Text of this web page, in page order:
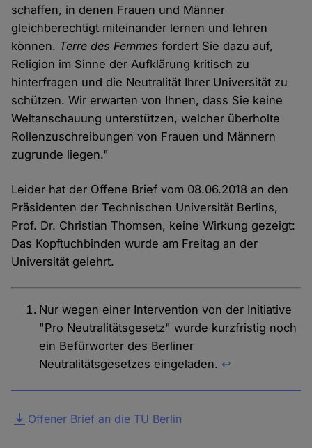
schaffen, in denen Frauen und Männer
gleichberechtigt miteinander lernen und lehren
können. Terre des Femmes fordert Sie dazu auf,
Religion im Sinne der Aufklärung kritisch zu
hinterfragen und die Neutralität Ihrer Universität zu
schützen. Wir erwarten von Ihnen, dass Sie keine
Weltanschauung unterstützen, welcher überholte
Rollenzuschreibungen von Frauen und Männern
zugrunde liegen."
Leider hat der Offene Brief vom 08.06.2018 an den
Präsidenten der Technischen Universität Berlins,
Prof. Dr. Christian Thomsen, keine Wirkung gezeigt:
Das Kopftuchbinden wurde am Freitag an der
Universität gelehrt.
Nur wegen einer Intervention von der Initiative
"Pro Neutralitätsgesetz" wurde kurzfristig noch
ein Befürworter des Berliner
Neutralitätsgesetzes eingeladen. ↩︎
DateiOffener Brief an die TU Berlin